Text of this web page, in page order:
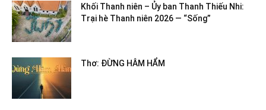
Khối Thanh niên – Ủy ban Thanh Thiếu Nhi:
Trại hè Thanh niên 2026 — “Sống”
Thơ: ĐỪNG HÂM HẨM